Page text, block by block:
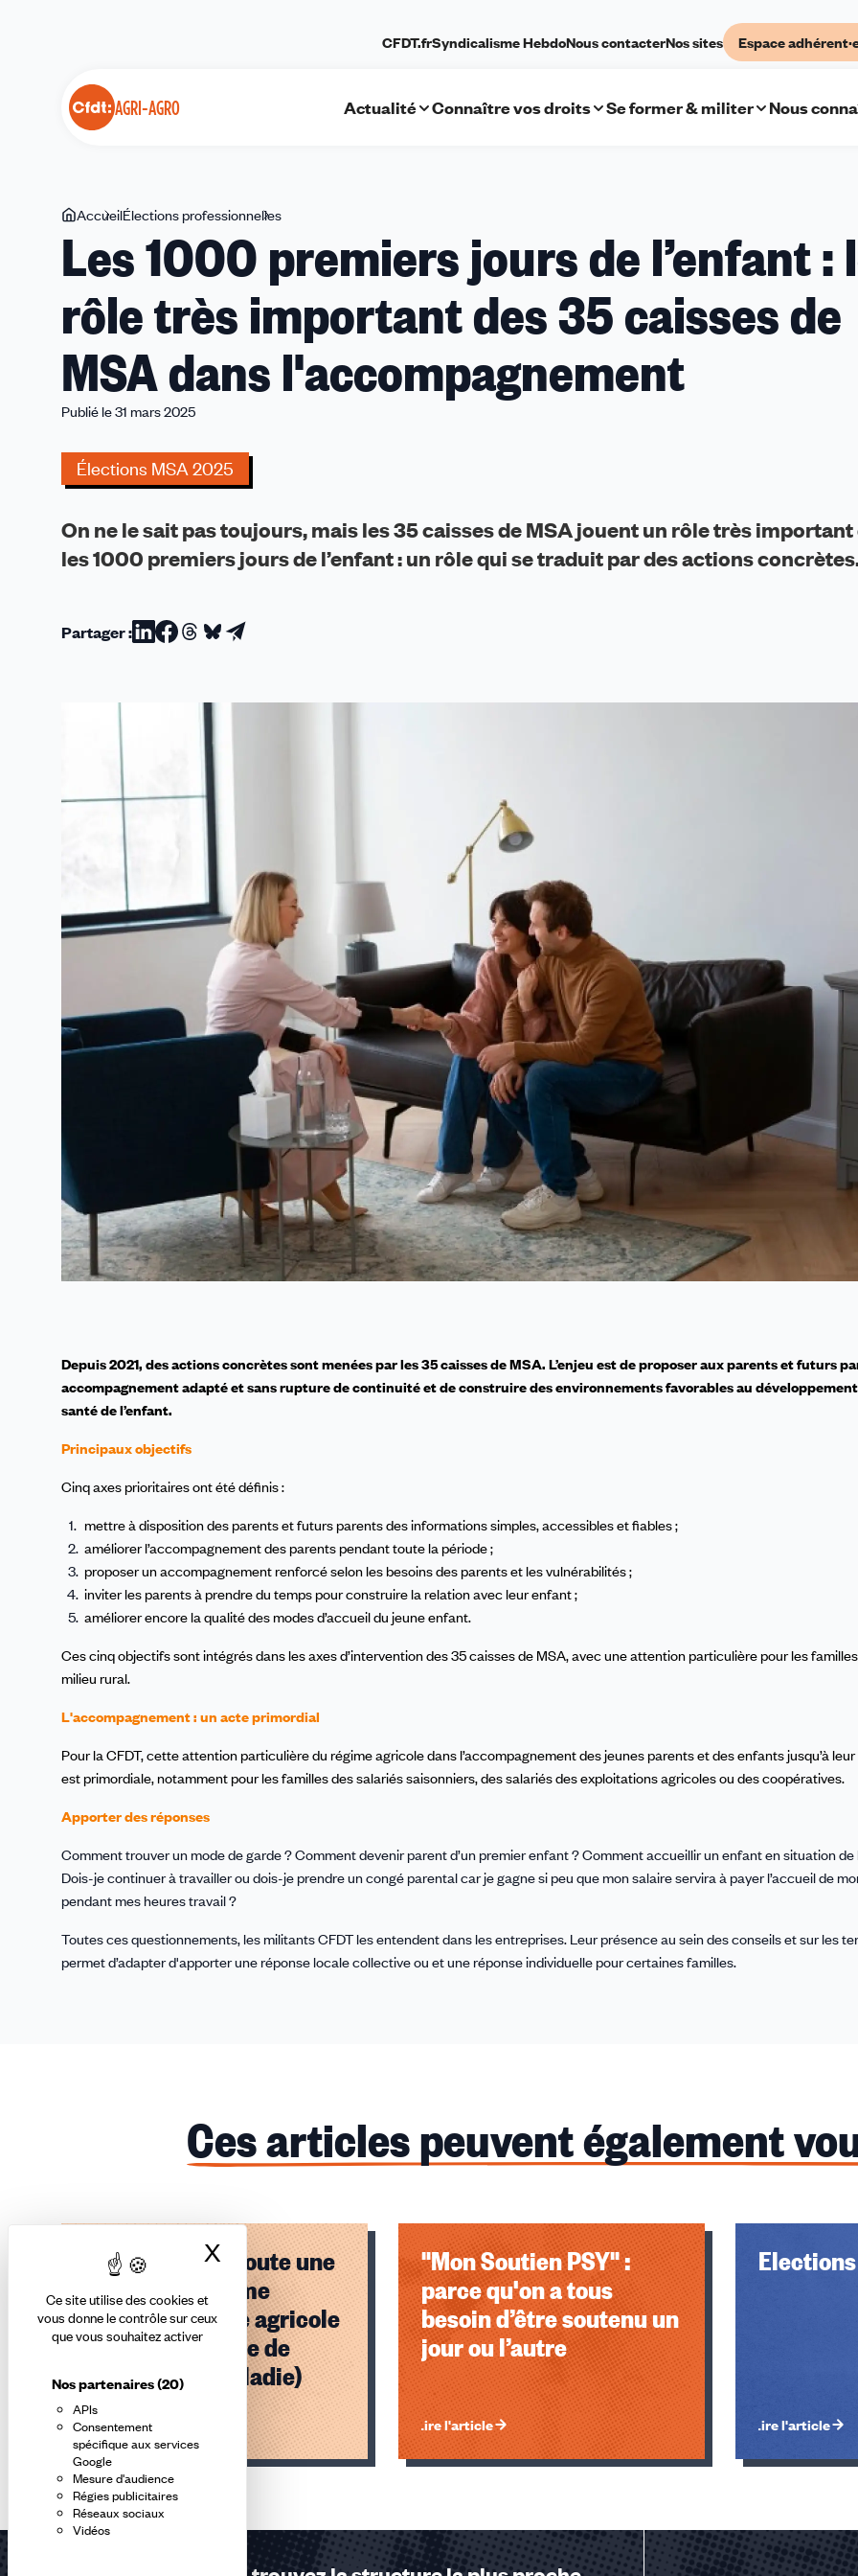
Ce site utilise des cookies et
vous donne le contrôle sur ceux
que vous souhaitez activer
Nos partenaires(20)
APIs
Consentement
spécifique aux services
Google
Mesure d'audience
Régies publicitaires
Réseaux sociaux
Vidéos
X Masquer le bandeau des cookies
AGRI-AGRO
CFDT.frSyndicalisme HebdoNous contacterNos sites Espace
Actualité Connaître vos droits Se former & militer Nous
Vous
êtes
AccueilÉlections professionnelles
1000
premiers
de
l’enfant
le
caisses
MSA
Les 1000 premiers jours de l’enfant :
rôle très important des 35 caisses de
MSA dans l'accompagnement
Publié le 31 mars 2025
Élections MSA 2025
On ne le sait pas toujours, mais les 35 caisses de MSA jouent un rôle très
les 1000 premiers jours de l’enfant : un rôle qui se traduit par des actions
Partager :Partager
Linkedin
Partager
Facebook
Partager
Threads
Partager
Bluesky
Partager
email
Depuis 2021, des actions concrètes sont menées par les 35 caisses de MSA. L’enjeu est de proposer aux parents et futurs
accompagnement adapté et sans rupture de continuité et de construire des environnements favorables au
santé de l’enfant.
Principaux objectifs
Cinq axes prioritaires ont été définis :
mettre à disposition des parents et futurs parents des informations simples, accessibles et fiables ;
améliorer l’accompagnement des parents pendant toute la période ;
proposer un accompagnement renforcé selon les besoins des parents et les vulnérabilités ;
inviter les parents à prendre du temps pour construire la relation avec leur enfant ;
améliorer encore la qualité des modes d’accueil du jeune enfant.
Ces cinq objectifs sont intégrés dans les axes d’intervention des 35 caisses de MSA, avec une attention particulière pour les
milieu rural.
L'accompagnement : un acte primordial
Pour la CFDT, cette attention particulière du régime agricole dans l’accompagnement des jeunes parents et des enfants jusqu’à
est primordiale, notamment pour les familles des salariés saisonniers, des salariés des exploitations agricoles ou des coopératives.
Apporter des réponses
Comment trouver un mode de garde ? Comment devenir parent d’un premier enfant ? Comment accueillir un enfant en situation
Dois-je continuer à travailler ou dois-je prendre un congé parental car je gagne si peu que mon salaire servira à payer l’accueil de
pendant mes heures travail ?
Toutes ces questionnements, les militants CFDT les entendent dans les entreprises. Leur présence au sein des conseils et sur les
permet d’adapter d'apporter une réponse locale collective ou et une réponse individuelle pour certaines familles.
Ces articles peuvent également
La MSA : c'est toute une
histoire ! (Régime
général, régime agricole
: histoire croisée de
l’assurance maladie)
Lire l'article
"Mon Soutien PSY" :
parce qu'on a tous
besoin d’être soutenu un
jour ou l’autre
Lire l'article Lire l'article
Éléments
1,
2,